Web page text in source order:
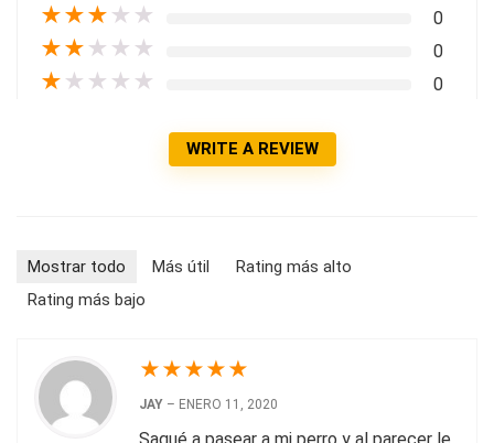
★★★ ★ ★ 0
★★ ★ ★ ★ 0
★ ★ ★ ★ ★ 0
WRITE A REVIEW
Mostrar todo Más útil
Rating más alto
Rating más bajo
★★★★★
JAY – ENERO 11, 2020